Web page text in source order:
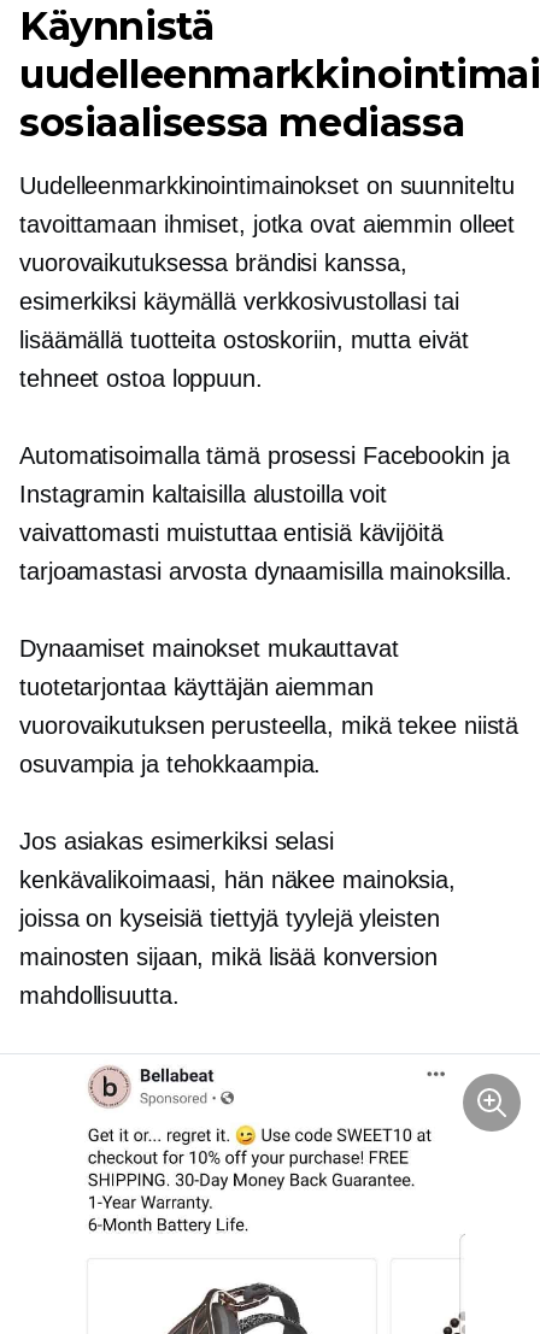
Käynnistä
sosiaalisessa mediassa
Uudelleenmarkkinointimainokset on suunniteltu
tavoittamaan ihmiset, jotka ovat aiemmin olleet
vuorovaikutuksessa brändisi kanssa,
esimerkiksi käymällä verkkosivustollasi tai
lisäämällä tuotteita ostoskoriin, mutta eivät
tehneet ostoa loppuun.
Automatisoimalla tämä prosessi Facebookin ja
Instagramin kaltaisilla alustoilla voit
vaivattomasti muistuttaa entisiä kävijöitä
tarjoamastasi arvosta dynaamisilla mainoksilla.
Dynaamiset mainokset mukauttavat
tuotetarjontaa käyttäjän aiemman
vuorovaikutuksen perusteella, mikä tekee niistä
osuvampia ja tehokkaampia.
Jos asiakas esimerkiksi selasi
kenkävalikoimaasi, hän näkee mainoksia,
joissa on kyseisiä tiettyjä tyylejä yleisten
mainosten sijaan, mikä lisää konversion
mahdollisuutta.